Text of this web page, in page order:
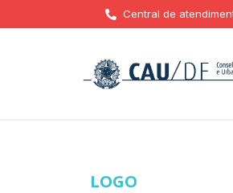
Central de
LOGO